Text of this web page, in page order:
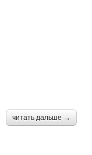
читать дальше →